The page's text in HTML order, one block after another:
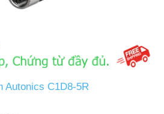
Autonics C1D8-5R